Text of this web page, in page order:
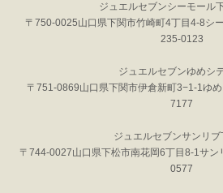
ジュエルセブンシーモール
〒750-0025山口県下関市竹崎町4丁目4-8
235-0123
ジュエルセブンゆめシ
〒751-0869山口県下関市伊倉新町3−1-1ゆ
7177
ジュエルセブンサンリブ
〒744-0027山口県下松市南花岡6丁目8-1サ
0577